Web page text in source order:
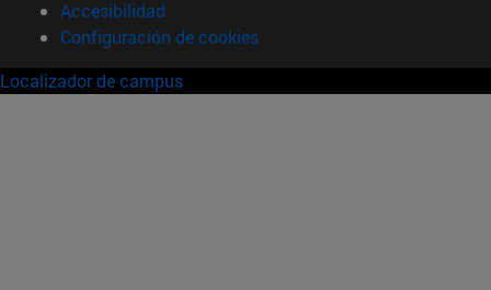
Accesibilidad
Configuración de cookies
Localizador de campus